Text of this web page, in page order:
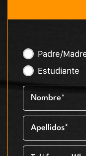
Padre/
Estudiante